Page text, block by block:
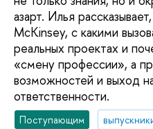
азарт. Илья
McKinsey, с какими
реальных проектах и
«смену профессии», а
возможностей и выход
ответственности.
Поступающим